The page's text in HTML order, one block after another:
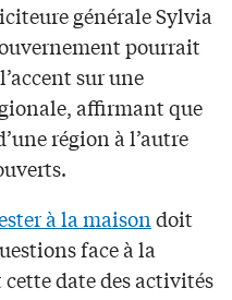
générale Sylvia
pourrait
sur une
affirmant que
région à l’autre
à la maisondoit
face à la
date des activités